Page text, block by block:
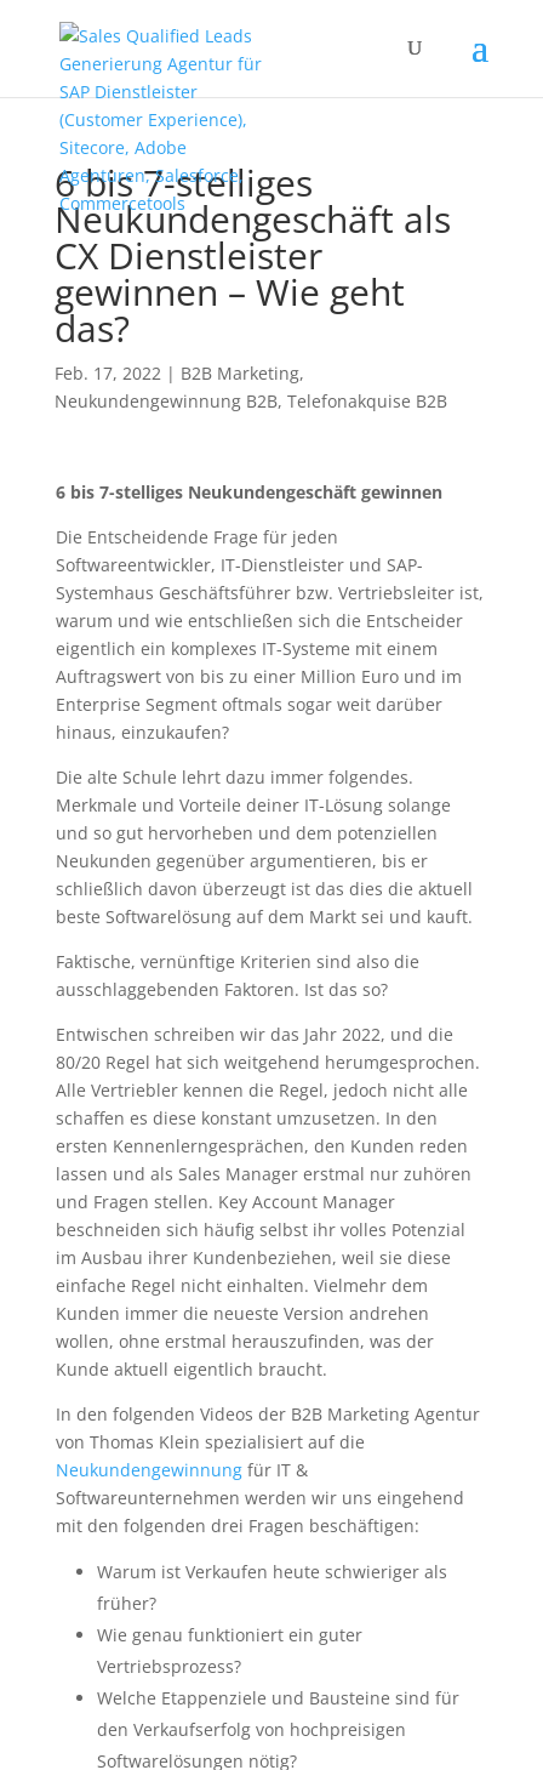
6 bis 7-stelliges
Neukundengeschäft als
CX Dienstleister
gewinnen – Wie geht
das?
Feb. 17, 2022| B2B Marketing,
Neukundengewinnung B2B, Telefonakquise B2B
6 bis 7-stelliges Neukundengeschäft gewinnen
Die Entscheidende Frage für jeden
Softwareentwickler, IT-Dienstleister und SAP-
Systemhaus Geschäftsführer bzw. Vertriebsleiter ist,
warum und wie entschließen sich die Entscheider
eigentlich ein komplexes IT-Systeme mit einem
Auftragswert von bis zu einer Million Euro und im
Enterprise Segment oftmals sogar weit darüber
hinaus, einzukaufen?
Die alte Schule lehrt dazu immer folgendes.
Merkmale und Vorteile deiner IT-Lösung solange
und so gut hervorheben und dem potenziellen
Neukunden gegenüber argumentieren, bis er
schließlich davon überzeugt ist das dies die aktuell
beste Softwarelösung auf dem Markt sei und kauft.
Faktische, vernünftige Kriterien sind also die
ausschlaggebenden Faktoren. Ist das so?
Entwischen schreiben wir das Jahr 2022, und die
80/20 Regel hat sich weitgehend herumgesprochen.
Alle Vertriebler kennen die Regel, jedoch nicht alle
schaffen es diese konstant umzusetzen. In den
ersten Kennenlerngesprächen, den Kunden reden
lassen und als Sales Manager erstmal nur zuhören
und Fragen stellen. Key Account Manager
beschneiden sich häufig selbst ihr volles Potenzial
im Ausbau ihrer Kundenbeziehen, weil sie diese
einfache Regel nicht einhalten. Vielmehr dem
Kunden immer die neueste Version andrehen
wollen, ohne erstmal herauszufinden, was der
Kunde aktuell eigentlich braucht.
In den folgenden Videos der B2B Marketing Agentur
von Thomas Klein spezialisiert auf die
Neukundengewinnungfür IT &
Softwareunternehmen werden wir uns eingehend
mit den folgenden drei Fragen beschäftigen:
Warum ist Verkaufen heute schwieriger als
früher?
Wie genau funktioniert ein guter
Vertriebsprozess?
Welche Etappenziele und Bausteine sind für
den Verkaufserfolg von hochpreisigen
Softwarelösungen nötig?